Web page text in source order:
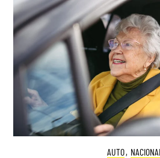
AUTO, NACIONAL